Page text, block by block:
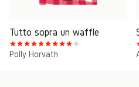
Tutto sopra un waffle
Polly Horvath